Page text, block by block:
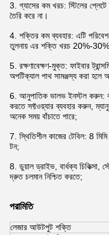
3. গ্যাসের কম খরচ: স্টিলের প্লেটে
তৈরি করে না।
4. শক্তির কম ব্যবহার: এটি
তুলনায় এর শক্তি খরচ 20%-30%
5. রক্ষণাবেক্ষণ-মুক্ত: ফাইবার
অপটিক্যাল পাথ সামঞ্জস্য করা হলে
6. আনুপাতিক ভালভ ইনস্টল করুন:
করতে সফ্টওয়্যার ব্যবহার করুন,
অনেক সময় বাঁচাতে পারে;
7. স্থিতিশীল কাজের টেবিল: 8
টন;
8. ডুয়াল ড্রাইভ, বার্ধক্য চিকিত্সা,
দ্রুত চলমান নিশ্চিত করতে;
পরামিতি
লেজার আউটপুট শক্তি